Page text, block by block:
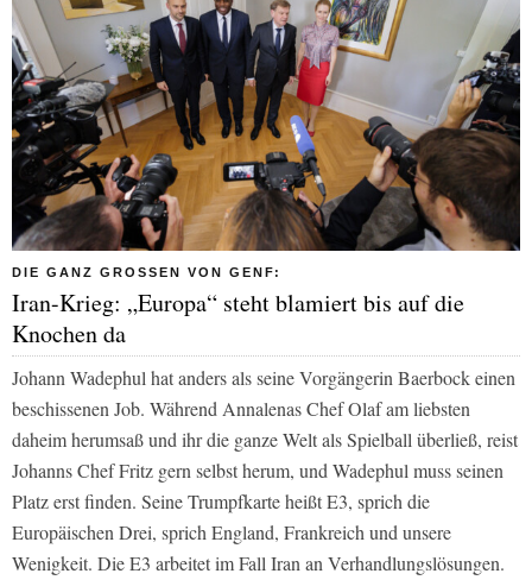
DIE GANZ GROSSEN VON GENF:
Iran-Krieg: „Europa“ steht blamiert bis auf die
Knochen da
Johann Wadephul hat anders als seine Vorgängerin Baerbock einen
beschissenen Job. Während Annalenas Chef Olaf am liebsten
daheim herumsaß und ihr die ganze Welt als Spielball überließ, reist
Johanns Chef Fritz gern selbst herum, und Wadephul muss seinen
Platz erst finden. Seine Trumpfkarte heißt E3, sprich die
Europäischen Drei, sprich England, Frankreich und unsere
Wenigkeit. Die E3 arbeitet im Fall Iran an Verhandlungslösungen.